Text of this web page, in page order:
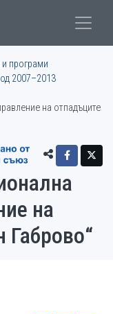
програми
2007–2013
на отпадъците
на
Габрово“